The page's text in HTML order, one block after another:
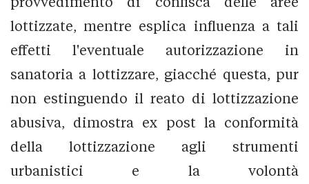
lottizzate, mentre esplica influenza a tali
effetti l'eventuale autorizzazione in
sanatoria a lottizzare, giacché questa, pur
non estinguendo il reato di lottizzazione
abusiva, dimostra ex post la conformità
della lottizzazione agli strumenti
urbanistici e la volontà